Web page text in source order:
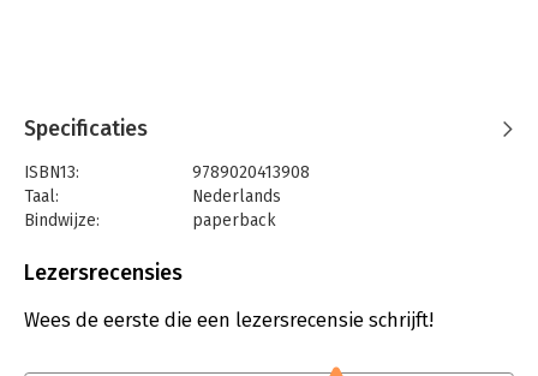
Specificaties
ISBN13:
9789020413908
Taal:
Nederlands
Bindwijze:
paperback
Uitgever:
Verschijningsdatum:
11-10-2013
Literatuur en romans
Lezersrecensies
Wees de eerste die een lezersrecensie schrijft!